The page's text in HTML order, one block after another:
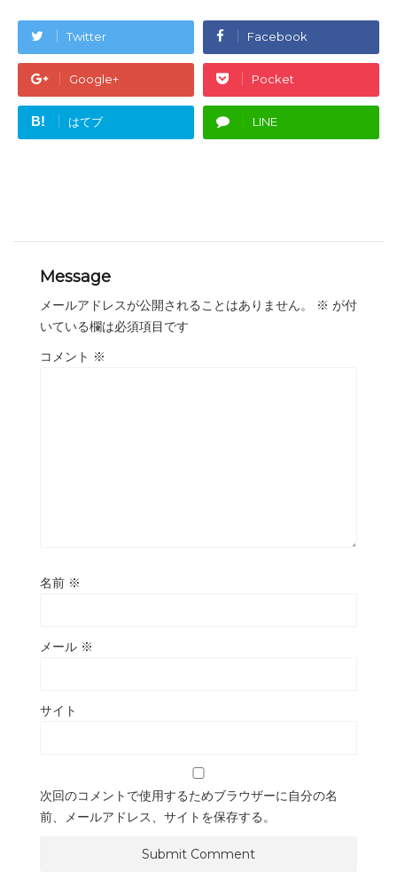
Twitter Facebook
Google+ Pocket
B! はてブ LINE
Message
メールアドレスが公開されることはありません。 ※ が付
いている欄は必須項目です
コメント ※
名前 ※
メール ※
サイト
次回のコメントで使用するためブラウザーに自分の名
前、メールアドレス、サイトを保存する。